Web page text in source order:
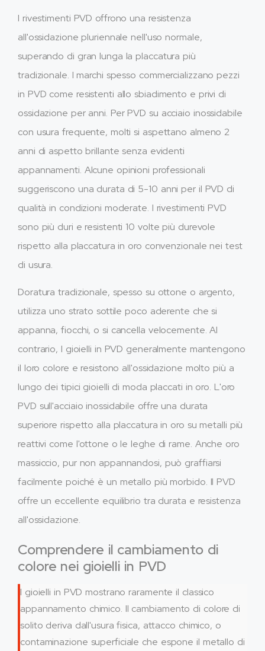
I rivestimenti PVD offrono una resistenza
all'ossidazione pluriennale nell'uso normale,
superando di gran lunga la placcatura più
tradizionale. I marchi spesso commercializzano pezzi
in PVD come resistenti allo sbiadimento e privi di
ossidazione per anni. Per PVD su acciaio inossidabile
con usura frequente, molti si aspettano almeno 2
anni di aspetto brillante senza evidenti
appannamenti. Alcune opinioni professionali
suggeriscono una durata di 5-10 anni per il PVD di
qualità in condizioni moderate. I rivestimenti PVD
sono più duri e resistenti 10 volte più durevole
rispetto alla placcatura in oro convenzionale nei test
di usura.
Doratura tradizionale, spesso su ottone o argento,
utilizza uno strato sottile poco aderente che si
appanna, fiocchi, o si cancella velocemente. Al
contrario, I gioielli in PVD generalmente mantengono
il loro colore e resistono all'ossidazione molto più a
lungo dei tipici gioielli di moda placcati in oro. L'oro
PVD sull'acciaio inossidabile offre una durata
superiore rispetto alla placcatura in oro su metalli più
reattivi come l'ottone o le leghe di rame. Anche oro
massiccio, pur non appannandosi, può graffiarsi
facilmente poiché è un metallo più morbido. Il PVD
offre un eccellente equilibrio tra durata e resistenza
all'ossidazione.
Comprendere il cambiamento di
colore nei gioielli in PVD
I gioielli in PVD mostrano raramente il classico
appannamento chimico. Il cambiamento di colore di
solito deriva dall'usura fisica, attacco chimico, o
contaminazione superficiale che espone il metallo di